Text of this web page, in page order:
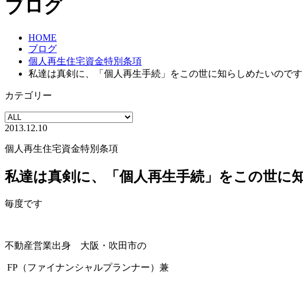
ブログ
HOME
ブログ
個人再生住宅資金特別条項
私達は真剣に、「個人再生手続」をこの世に知らしめたいのです
カテゴリー
2013.12.10
個人再生住宅資金特別条項
私達は真剣に、「個人再生手続」をこの世に
毎度です
不動産営業出身 大阪・吹田市の
FP（ファイナンシャルプランナー）兼